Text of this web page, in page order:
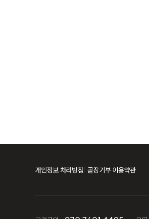
개인정보 처리방침 곧장기부 이용약관